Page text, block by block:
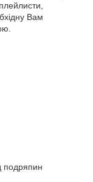
Вам
подряпин